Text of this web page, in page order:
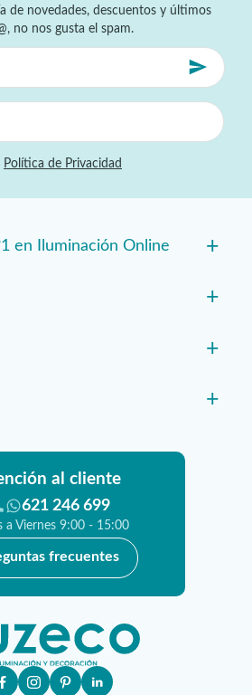
de novedades, descuentos y últimos
no nos gusta el spam.
Política de Privacidad
en Iluminación Online +
+
+
+
al cliente
621 246 699
a Viernes 9:00 - 15:00
frecuentes